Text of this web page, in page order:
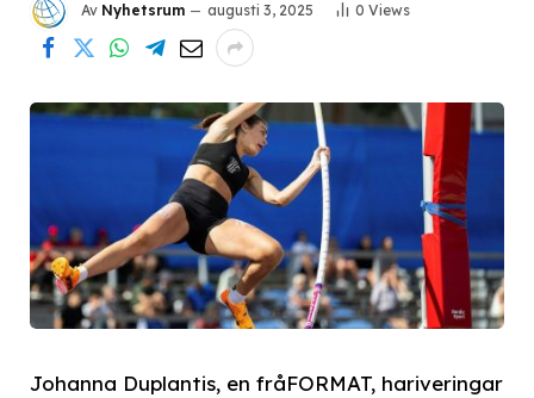
Av Nyhetsrum augusti 3, 2025 0 Views
Johanna Duplantis, en fråFORMAT, hariveringar